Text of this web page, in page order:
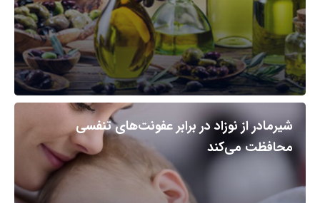
شیرمادر از نوزاد در برابر عفونت‌های تنفسی
محافظت می‌کند